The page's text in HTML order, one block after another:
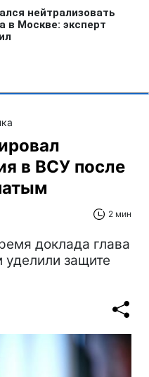
в ВСУ после
2 мин
доклада глава
уделили защите